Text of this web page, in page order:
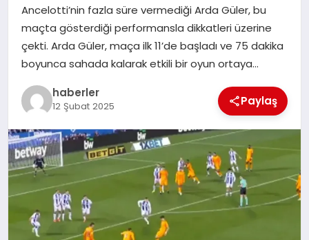
MAGAZIN
EĞITIM
Ancelotti’nin fazla süre vermediği Arda Güler, bu
maçta gösterdiği performansla dikkatleri üzerine
çekti. Arda Güler, maça ilk 11’de başladı ve 75 dakika
boyunca sahada kalarak etkili bir oyun ortaya…
haberler
12 Şubat 2025 Paylaş